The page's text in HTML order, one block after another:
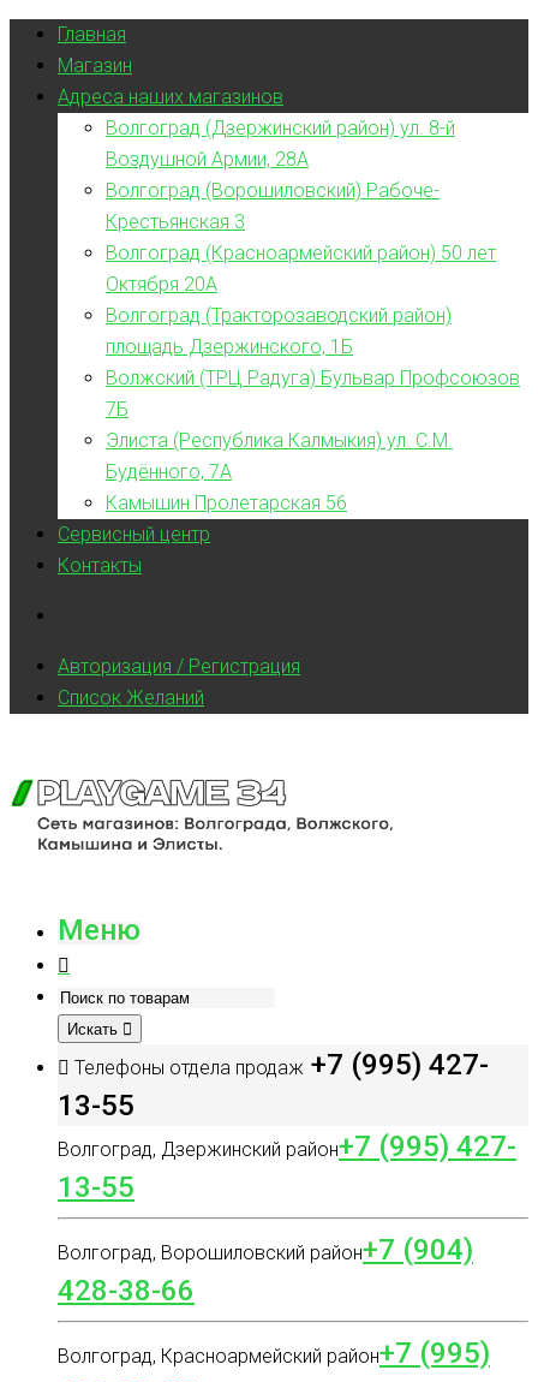
Главная
Магазин
Адреса наших магазинов
Волгоград (Дзержинский район) ул. 8-й
Воздушной Армии, 28А
Волгоград (Ворошиловский) Рабоче-
Крестьянская 3
Волгоград (Красноармейский район) 50 лет
Октября 20А
Волгоград (Тракторозаводский район)
площадь Дзержинского, 1Б
Волжский (ТРЦ Радуга) Бульвар Профсоюзов
7Б
Элиста (Республика Калмыкия) ул. С.М.
Будённого, 7А
Камышин Пролетарская 56
Сервисный центр
Контакты
Авторизация / Регистрация
Список Желаний
Меню
Искать
Телефоны отдела продаж +7 (995) 427-
13-55
Волгоград, Дзержинский район+7 (995) 427-
13-55
Волгоград, Ворошиловский район+7 (904)
428-38-66
Волгоград, Красноармейский район+7 (995)